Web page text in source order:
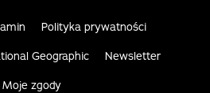
Polityka prywatności
Geographic Newsletter
Moje zgody